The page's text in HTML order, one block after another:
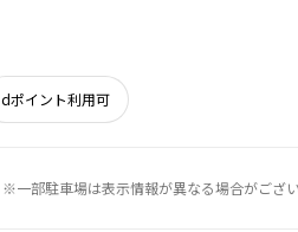
dポイント利用可
※一部駐車場は表示情報が異なる場合がござ